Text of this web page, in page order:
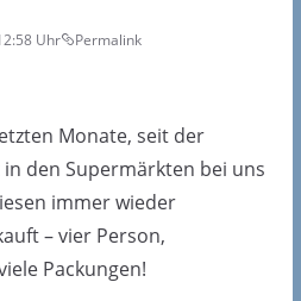
Uhr Permalink
Monate, seit der
in den Supermärkten bei uns
immer wieder
– vier Person,
Packungen!